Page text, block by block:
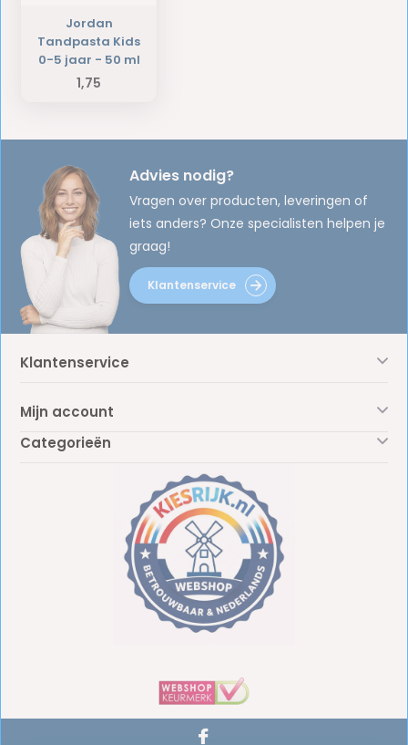
Jordan
Tandpasta Kids
0-5 jaar - 50 ml
1,75
Advies nodig?
Vragen over producten, leveringen of
iets anders? Onze specialisten helpen je
graag!
Klantenservice
Klantenservice
Mijn account
Categorieën